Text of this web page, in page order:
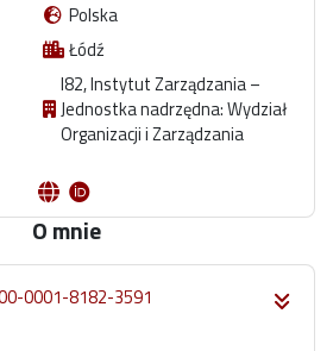
Polska
Łódź
I82, Instytut Zarządzania –
Jednostka nadrzędna: Wydział
Organizacji i Zarządzania
O mnie
0001-8182-3591